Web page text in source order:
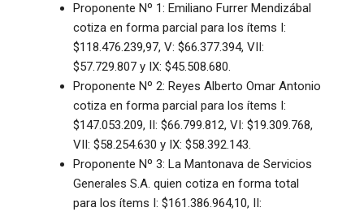
Proponente Nº 1: Emiliano Furrer Mendizábal
cotiza en forma parcial para los ítems I:
$118.476.239,97, V: $66.377.394, VII:
$57.729.807 y IX: $45.508.680.
Proponente Nº 2: Reyes Alberto Omar Antonio
cotiza en forma parcial para los ítems I:
$147.053.209, II: $66.799.812, VI: $19.309.768,
VII: $58.254.630 y IX: $58.392.143.
Proponente Nº 3: La Mantonava de Servicios
Generales S.A. quien cotiza en forma total
para los ítems I: $161.386.964,10, II: